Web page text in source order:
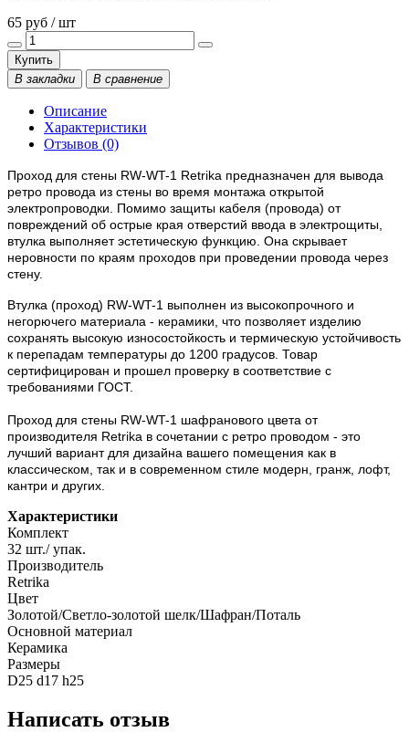
65 руб / шт
Купить
В закладки
В сравнение
Описание
Характеристики
Отзывов (0)
Проход для стены RW-WT-1 Retrika предназначен для вывода
ретро провода из стены во время монтажа открытой
электропроводки. Помимо защиты кабеля (провода) от
повреждений об острые края отверстий ввода в электрощиты,
втулка выполняет эстетическую функцию. Она скрывает
неровности по краям проходов при проведении провода через
стену.
Втулка (проход) RW-WT-1 выполнен из высокопрочного и
негорючего материала - керамики, что позволяет изделию
сохранять высокую износостойкость и термическую устойчивость
к перепадам температуры до 1200 градусов. Товар
сертифицирован и прошел проверку в соответствие с
требованиями ГОСТ.
Проход для стены RW-WT-1 шафранового цвета от
производителя Retrika в сочетании с ретро проводом - это
лучший вариант для дизайна вашего помещения как в
классическом, так и в современном стиле модерн, гранж, лофт,
кантри и других.
Характеристики
Комплект
32 шт./ упак.
Производитель
Retrika
Цвет
Золотой/Светло-золотой шелк/Шафран/Поталь
Основной материал
Керамика
Размеры
D25 d17 h25
Написать отзыв